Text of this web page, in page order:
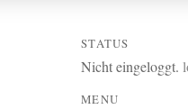
STATUS
Nicht eingeloggt.
MENU